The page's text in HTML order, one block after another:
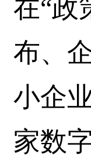
在“政
布、
小企
家数